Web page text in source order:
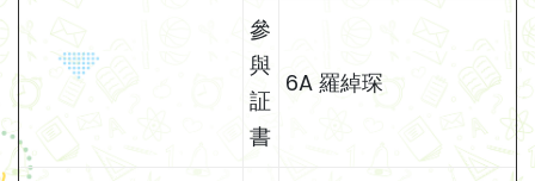
參
與
証
書
6A 羅綽琛